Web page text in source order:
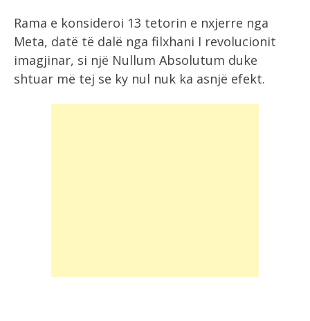
Rama e konsideroi 13 tetorin e nxjerre nga
Meta, datë të dalë nga filxhani I revolucionit
imagjinar, si një Nullum Absolutum duke
shtuar më tej se ky nul nuk ka asnjë efekt.